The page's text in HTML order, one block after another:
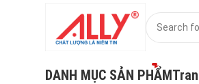
DANH MỤC SẢN PHẨM